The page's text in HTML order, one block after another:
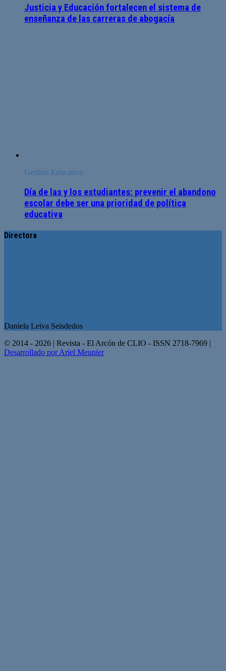
Justicia y Educación fortalecen el sistema de
enseñanza de las carreras de abogacía
Gestión Educativa
Día de las y los estudiantes: prevenir el abandono
escolar debe ser una prioridad de política
educativa
Directora
Daniela Leiva Seisdedos
© 2014 - 2026 | Revista - El Arcón de CLIO - ISSN 2718-7969 |
Desarrollado por Ariel Meunier